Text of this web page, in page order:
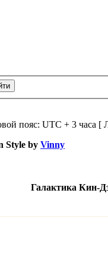
пояс: UTC + 3 часа [
Style by Vinny
Галактика Кин-